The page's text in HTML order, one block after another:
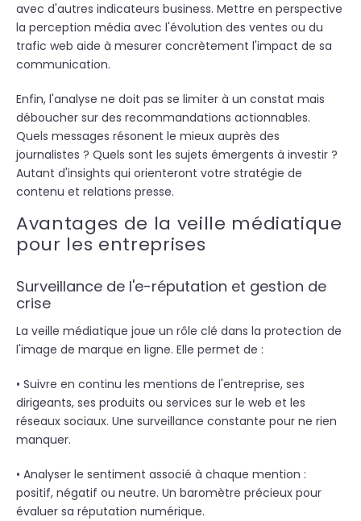
avec d'autres indicateurs business. Mettre en perspective
la perception média avec l'évolution des ventes ou du
trafic web aide à mesurer concrètement l'impact de sa
communication.
Enfin, l'analyse ne doit pas se limiter à un constat mais
déboucher sur des recommandations actionnables.
Quels messages résonent le mieux auprès des
journalistes ? Quels sont les sujets émergents à investir ?
Autant d'insights qui orienteront votre stratégie de
contenu et relations presse.
Avantages de la veille médiatique
pour les entreprises
Surveillance de l'e-réputation et gestion de
crise
La veille médiatique joue un rôle clé dans la protection de
l'image de marque en ligne. Elle permet de :
• Suivre en continu les mentions de l'entreprise, ses
dirigeants, ses produits ou services sur le web et les
réseaux sociaux. Une surveillance constante pour ne rien
manquer.
• Analyser le sentiment associé à chaque mention :
positif, négatif ou neutre. Un baromètre précieux pour
évaluer sa réputation numérique.